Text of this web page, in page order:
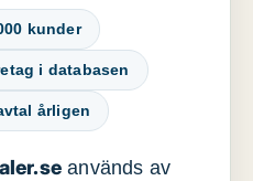
kunder
i databasen
årligen
används av